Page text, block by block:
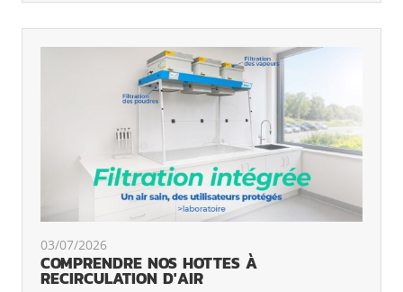
03/07/2026
COMPRENDRE NOS HOTTES À
RECIRCULATION D'AIR